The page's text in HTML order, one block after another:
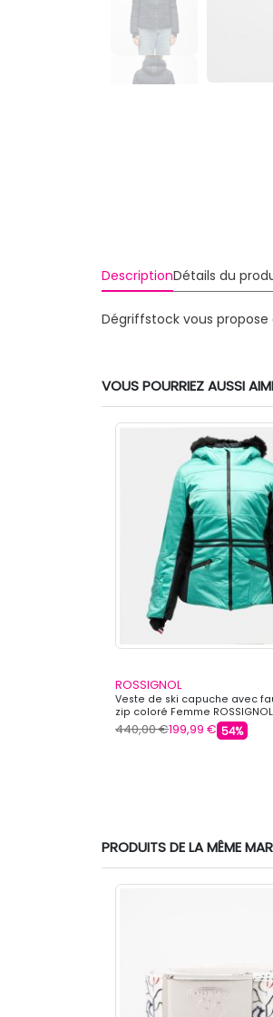
DescriptionDétails du
Dégriffstock vous propose
VOUS POURRIEZ AUSSI
ROSSIGNOL
Veste de ski capuche avec
zip coloré Femme ROSSIGNOL
440,00 €199,99 € 54%
PRODUITS DE LA MÊME